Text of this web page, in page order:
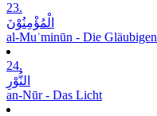
23.
الْمُؤْمِنُوْنَ
al-Muʾminūn - Die Gläubigen
24.
النُّوْرِ
an-Nūr - Das Licht